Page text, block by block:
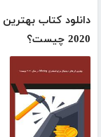
2020 چیست؟